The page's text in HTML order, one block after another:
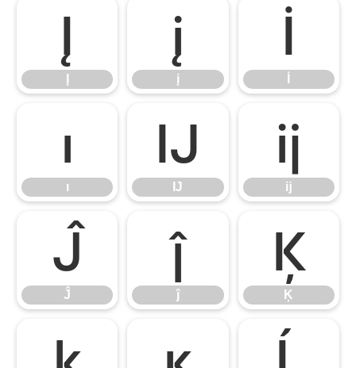
Į į
į
İ
ı
ı
Ĳ
Ĳ
ĳ
ĳ
Ĵ
Ĵ
ĵ
ĵ
Ķ
Ķ